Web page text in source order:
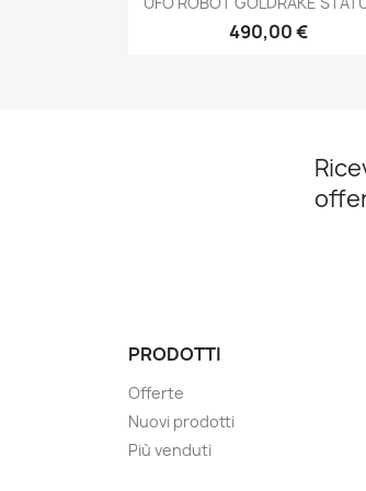
490,00 €
PRODOTTI
Offerte
Nuovi prodotti
Più venduti